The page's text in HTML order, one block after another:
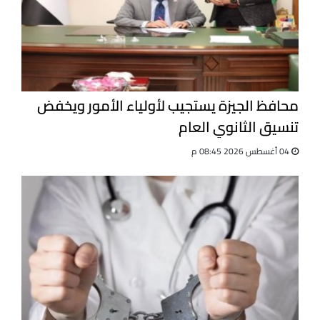
محافظ الجيزة يستجيب لأولياء الأمور ويخفض
تنسيق الثانوي العام